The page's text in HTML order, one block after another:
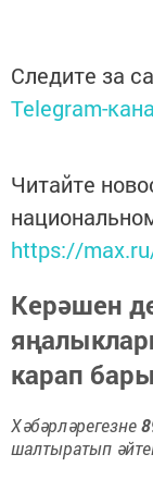
Следите за
Telegram-
Читайте
https://
Керәшен
карап
Хәбәрләрегезне
шалтыратып